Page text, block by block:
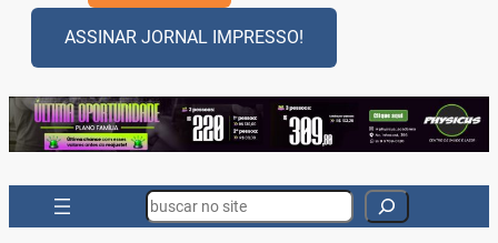
ASSINAR JORNAL IMPRESSO!
Search